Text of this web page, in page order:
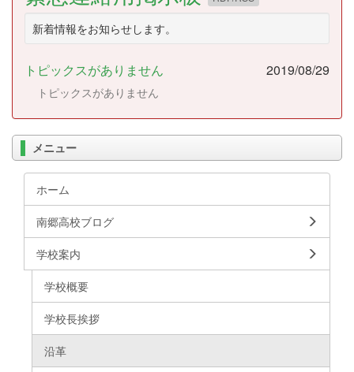
新着情報をお知らせします。
トピックスがありません 2019/08/29
トピックスがありません
メニュー
ホーム
南郷高校ブログ
学校案内
学校概要
学校長挨拶
沿革